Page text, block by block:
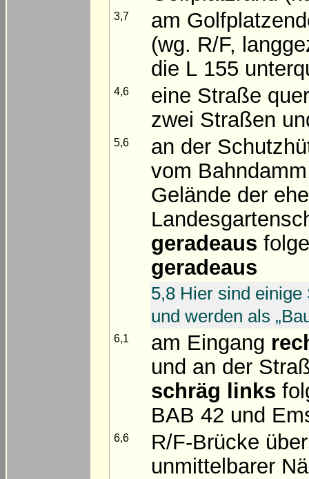
3,7
am
(wg. R/F,
die L 155
4,6
eine Straße
zwei Straßen
5,6
an der
vom
Gelände der
geradeaus
geradeaus
5,8 Hier sind
und werden als
6,1 am Eingang
und an der
schräg links
BAB 42 und
6,6
R/F-Brücke
unmittelbarer